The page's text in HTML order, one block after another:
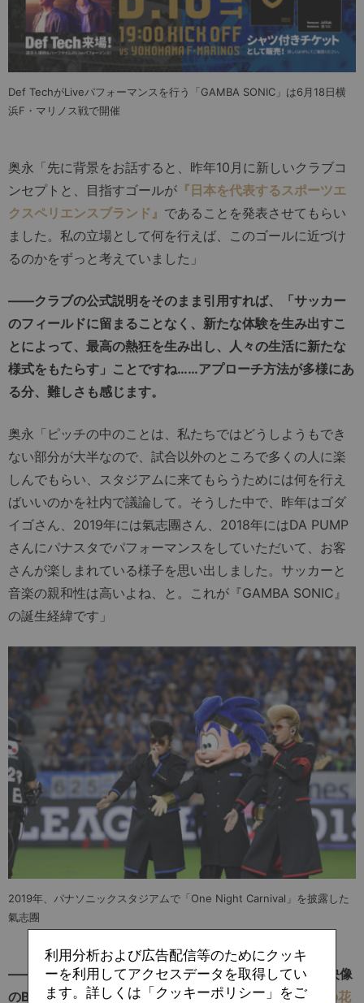
Def TechがLiveパフォーマンスを行う「GAMBA SONIC」は6月18日横
浜F・マリノス戦で開催
奥永「先に背景をお話すると、昨年10月に新しいクラブコ
ンセプトと、目指すゴールが 『日本を代表するスポーツエ
クスペリエンスブランド』 であることを発表させてもらい
ました。私の立場として何を行えば、このゴールに近づけ
るのかをずっと考えていました」
――クラブの公式説明をそのまま引用すれば、「サッカー
のフィールドに留まることなく、新たな体験を生み出すこ
とによって、最高の熱狂を生み出し、人々の生活に新たな
様式をもたらす」ことですね……アプローチ方法が多様にあ
る分、難しさも感じます。
奥永「ピッチの中のことは、私たちではどうしようもでき
ない部分が大半なので、試合以外のところで多くの人に楽
しんでもらい、スタジアムに来てもらうためには何を行え
ばいいのかを社内で議論して。そうした中で、昨年はゴダ
イゴさん、2019年には氣志團さん、2018年にはDA PUMP
さんにパナスタでパフォーマンスをしていただいて、お客
さんが楽しまれている様子を思い出しました。サッカーと
音楽の親和性は高いよね、と。これが『GAMBA SONIC』
の誕生経緯です」
2019年、パナソニックスタジアムで「One Night Carnival」を披露した
氣志團
――過去を振り返ると、2014年にはシーズン振り返り映像
のBGMに採用された広沢タダシさん（曲名：サフランの花
利用分析および広告配信等のためにクッキ
ーを利用してアクセスデータを取得してい
ます。詳しくは「クッキーポリシー」をご